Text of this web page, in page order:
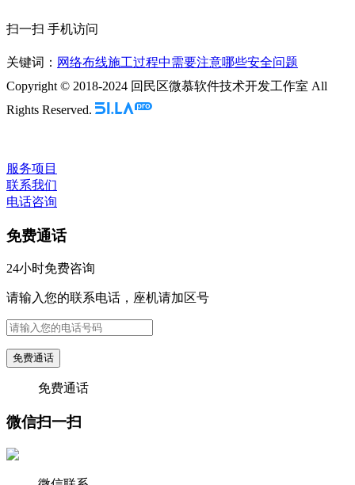
扫一扫 手机访问
关键词： 网络布线施工过程中需要注意哪些安全问题
Copyright © 2018-2024 回民区微慕软件技术开发工作室 All
Rights Reserved.
服务项目
联系我们
电话咨询
免费通话
24小时免费咨询
请输入您的联系电话，座机请加区号
免费通话
免费通话
微信扫一扫